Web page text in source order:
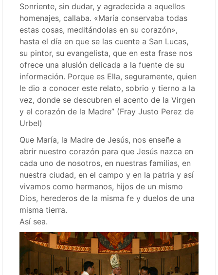
Sonriente, sin dudar, y agradecida a aquellos
homenajes, callaba. «María conservaba todas
estas cosas, meditándolas en su corazón»,
hasta el día en que se las cuente a San Lucas,
su pintor, su evangelista, que en esta frase nos
ofrece una alusión delicada a la fuente de su
información. Porque es Ella, seguramente, quien
le dio a conocer este relato, sobrio y tierno a la
vez, donde se descubren el acento de la Virgen
y el corazón de la Madre” (Fray Justo Perez de
Urbel)
Que María, la Madre de Jesús, nos enseñe a
abrir nuestro corazón para que Jesús nazca en
cada uno de nosotros, en nuestras familias, en
nuestra ciudad, en el campo y en la patria y así
vivamos como hermanos, hijos de un mismo
Dios, herederos de la misma fe y duelos de una
misma tierra.
Así sea.